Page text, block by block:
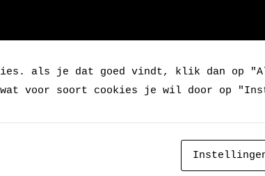
als je dat goed vindt, klik dan op
wat voor soort cookies je wil door op